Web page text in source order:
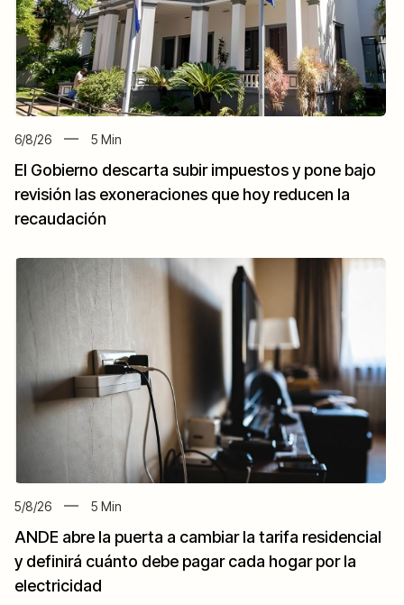
6/8/26 5 Min
El Gobierno descarta subir impuestos y pone bajo
revisión las exoneraciones que hoy reducen la
recaudación
5/8/26 5 Min
ANDE abre la puerta a cambiar la tarifa residencial
y definirá cuánto debe pagar cada hogar por la
electricidad